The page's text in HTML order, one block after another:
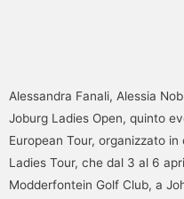
Alessandra Fanali, Alessia
Joburg Ladies Open, quinto
European Tour, organizzato
Ladies Tour, che dal 3 al 6
Modderfontein Golf Club, a